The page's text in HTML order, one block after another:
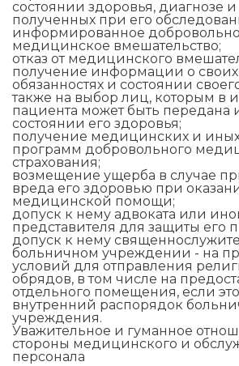
состоянии здоровья, диагнозе
полученных при его
информированное
медицинское вмешательство;
отказ от медицинского
получение информации о своих
обязанностях и состоянии
также на выбор лиц, которым в
пациента может быть
состоянии его здоровья;
получение медицинских и иных
программ добровольного
страхования;
возмещение ущерба в случае
вреда его здоровью при
медицинской помощи;
допуск к нему адвоката или
представителя для защиты его
допуск к нему
больничном учреждении - на
условий для отправления
обрядов, в том числе на
отдельного помещения, если
внутренний распорядок
учреждения.
Уважительное и гуманное
стороны медицинского и
персонала